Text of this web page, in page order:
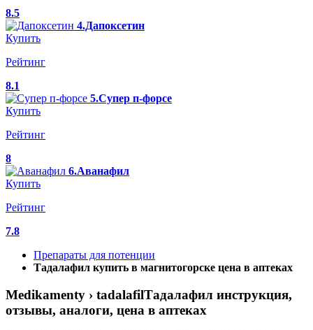
8.5
4.Дапоксетин
Купить
Рейтинг
8.1
5.Супер п-форсе
Купить
Рейтинг
8
6.Аванафил
Купить
Рейтинг
7.8
Препараты для потенции
Тадалафил купить в магнитогорске цена в аптеках
Medikamenty › tadalafilТадалафил инструкция,
отзывы, аналоги, цена в аптеках